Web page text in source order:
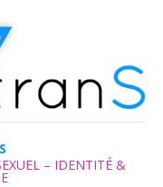
– IDENTITÉ &